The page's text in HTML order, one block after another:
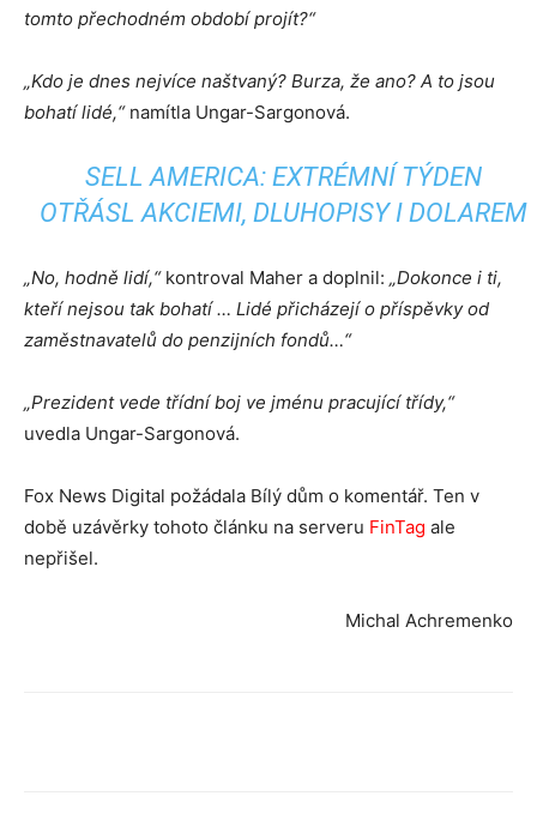
tomto přechodném období projít?“
„Kdo je dnes nejvíce naštvaný? Burza, že ano? A to jsou
bohatí lidé,“namítla Ungar-Sargonová.
SELL AMERICA: EXTRÉMNÍ TÝDEN
OTŘÁSL AKCIEMI, DLUHOPISY I DOLAREM
„No, hodně lidí,“kontroval Maher a doplnil: „Dokonce i ti,
kteří nejsou tak bohatí … Lidé přicházejí o příspěvky od
zaměstnavatelů do penzijních fondů…“
„Prezident vede třídní boj ve jménu pracující třídy,“
uvedla Ungar-Sargonová.
Fox News Digital požádala Bílý dům o komentář. Ten v
době uzávěrky tohoto článku na serveru FinTag ale
nepřišel.
Michal Achremenko